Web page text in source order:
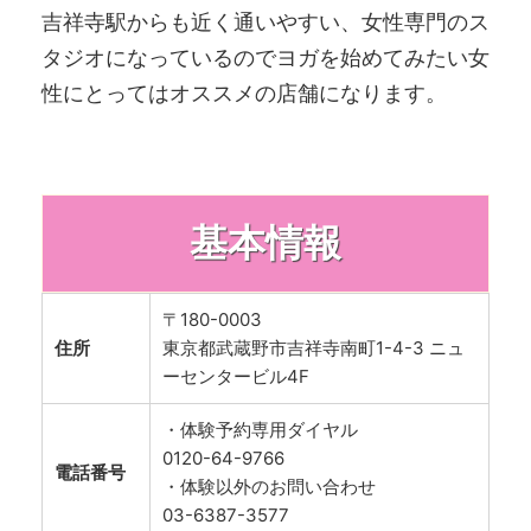
吉祥寺駅からも近く通いやすい、女性専門のス
タジオになっているのでヨガを始めてみたい女
性にとってはオススメの店舗になります。
基本情報
住所
〒180-0003
東京都武蔵野市吉祥寺南町1-4-3 ニュ
ーセンタービル4F
電話番号
・体験予約専用ダイヤル
0120-64-9766
・体験以外のお問い合わせ
03-6387-3577